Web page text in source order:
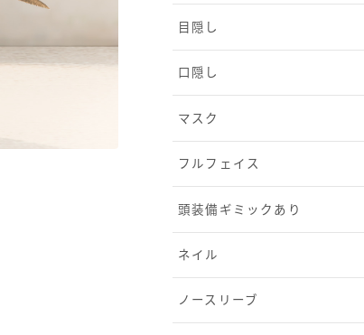
目隠し
口隠し
マスク
フルフェイス
頭装備ギミックあり
ネイル
ノースリーブ